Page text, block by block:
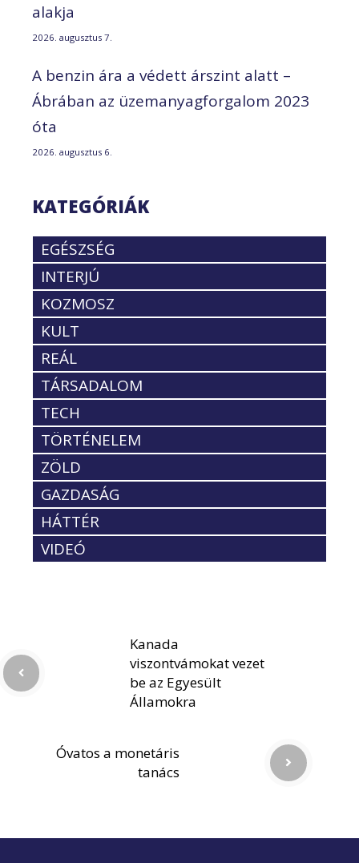
alakja
2026. augusztus 7.
A benzin ára a védett árszint alatt –
Ábrában az üzemanyagforgalom 2023
óta
2026. augusztus 6.
KATEGÓRIÁK
EGÉSZSÉG
INTERJÚ
KOZMOSZ
KULT
REÁL
TÁRSADALOM
TECH
TÖRTÉNELEM
ZÖLD
GAZDASÁG
HÁTTÉR
VIDEÓ
Kanada
viszontvámokat vezet
be az Egyesült
Államokra
Óvatos a monetáris
tanács